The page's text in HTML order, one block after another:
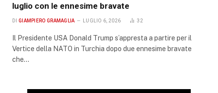
luglio con le ennesime bravate
DI GIAMPIERO GRAMAGLIA LUGLIO 6, 2026 32
Il Presidente USA Donald Trump s’appresta a partire per il
Vertice della NATO in Turchia dopo due ennesime bravate
che…